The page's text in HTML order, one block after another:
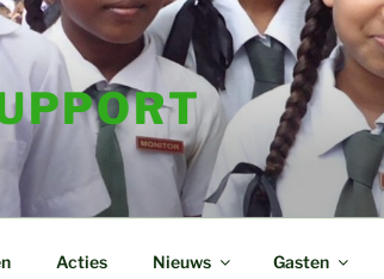
Acties Nieuws Gasten